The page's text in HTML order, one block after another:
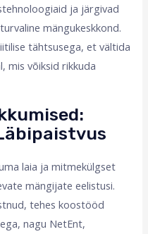
ja järgivad
mängukeskkond.
tähtsusega, et vältida
mis võiksid rikkuda
laia ja mitmekülgset
mängijate eelistusi.
tehes koostööd
nagu NetEnt,